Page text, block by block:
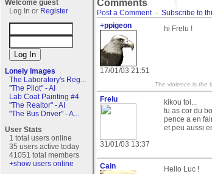
Welcome guest
Log In or Register
Lonely Images
The Laboratory's Reg...
"The Pilot" - AI
Lab Coat Painting #4
"The Realtor" - AI
"The Bus Driver" - A...
User Stats
1 total users online
35 users active today
41051 total members
+show users online
Comments
Post a Comment- Subscribe to
+ppigeon
17/01/03 21:51
hi Frelu !
The violence is the
Frelu
31/01/03 13:37
kikou toi...
tu as cor du
pence a en
et peu aussi
Cain
Hello Luc !